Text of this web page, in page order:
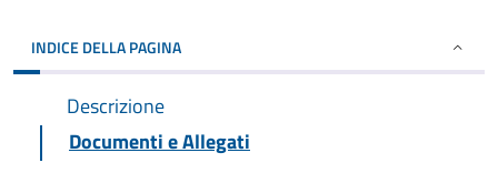
INDICE DELLA PAGINA
Descrizione
Documenti e Allegati